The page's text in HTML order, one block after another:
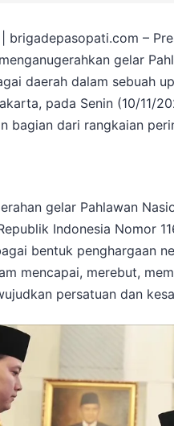
| brigadepasopati.com –
gelar
daerah dalam sebuah
pada Senin (10/11/
bagian dari rangkaian
gelar Pahlawan
Indonesia Nomor
bentuk penghargaan
mencapai, merebut,
persatuan dan